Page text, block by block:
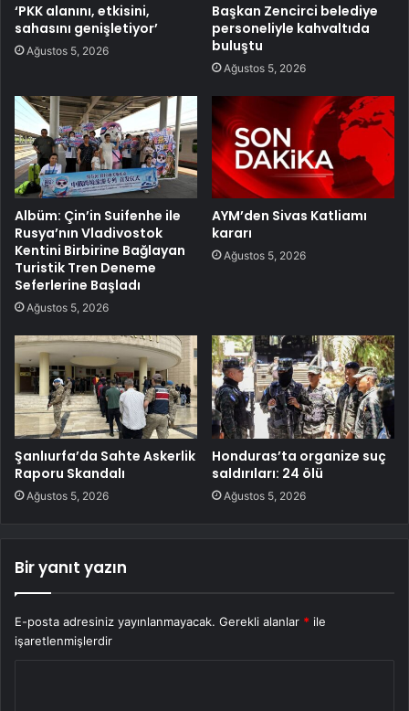
‘PKK alanını, etkisini,
sahasını genişletiyor’
Ağustos 5, 2026
Başkan Zencirci belediye
personeliyle kahvaltıda
buluştu
Ağustos 5, 2026
Albüm: Çin’in Suifenhe ile
Rusya’nın Vladivostok
Kentini Birbirine Bağlayan
Turistik Tren Deneme
Seferlerine Başladı
Ağustos 5, 2026
AYM’den Sivas Katliamı
kararı
Ağustos 5, 2026
Şanlıurfa’da Sahte Askerlik
Raporu Skandalı
Ağustos 5, 2026
Honduras’ta organize suç
saldırıları: 24 ölü
Ağustos 5, 2026
Bir yanıt yazın
E-posta adresiniz yayınlanmayacak. Gerekli alanlar * ile
işaretlenmişlerdir